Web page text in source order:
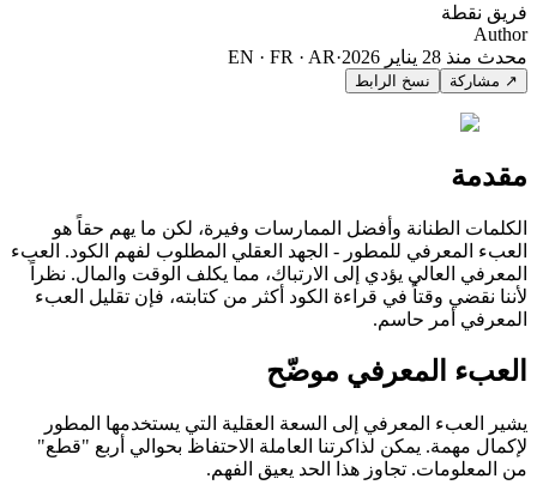
فريق نقطة
Author
محدث منذ 28 يناير 2026 ·
EN · FR · AR
↗ مشاركة نسخ الرابط
مقدمة
الكلمات الطنانة وأفضل الممارسات وفيرة، لكن ما يهم حقاً هو
العبء المعرفي للمطور - الجهد العقلي المطلوب لفهم الكود. العبء
المعرفي العالي يؤدي إلى الارتباك، مما يكلف الوقت والمال. نظراً
لأننا نقضي وقتاً في قراءة الكود أكثر من كتابته، فإن تقليل العبء
المعرفي أمر حاسم.
العبء المعرفي موضّح
يشير العبء المعرفي إلى السعة العقلية التي يستخدمها المطور
لإكمال مهمة. يمكن لذاكرتنا العاملة الاحتفاظ بحوالي أربع "قطع"
من المعلومات. تجاوز هذا الحد يعيق الفهم.